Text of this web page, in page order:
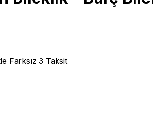
Farksız 3 Taksit